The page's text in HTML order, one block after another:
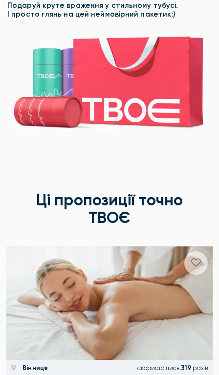
Подаруй круте враження у стильному тубусі.
І просто глянь на цей неймовірний пакетик:)
Ці пропозиції точно
ТВОЄ
Вінниця скористались 319 разів